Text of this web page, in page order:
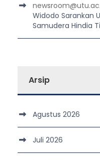
Widodo Sarankan
Samudera Hindia
Arsip
Agustus 2026
Juli 2026